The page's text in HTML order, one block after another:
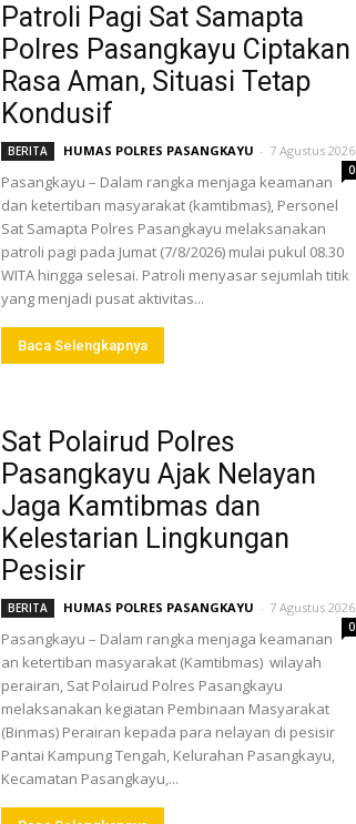
Patroli Pagi Sat Samapta
Polres Pasangkayu Ciptakan
Rasa Aman, Situasi Tetap
Kondusif
BERITA HUMAS POLRES PASANGKAYU - 7 Agustus 2026
0
Pasangkayu – Dalam rangka menjaga keamanan
dan ketertiban masyarakat (kamtibmas), Personel
Sat Samapta Polres Pasangkayu melaksanakan
patroli pagi pada Jumat (7/8/2026) mulai pukul 08.30
WITA hingga selesai. Patroli menyasar sejumlah titik
yang menjadi pusat aktivitas...
Baca Selengkapnya
Sat Polairud Polres
Pasangkayu Ajak Nelayan
Jaga Kamtibmas dan
Kelestarian Lingkungan
Pesisir
BERITA HUMAS POLRES PASANGKAYU - 7 Agustus 2026
0
Pasangkayu – Dalam rangka menjaga keamanan
an ketertiban masyarakat (Kamtibmas) wilayah
perairan, Sat Polairud Polres Pasangkayu
melaksanakan kegiatan Pembinaan Masyarakat
(Binmas) Perairan kepada para nelayan di pesisir
Pantai Kampung Tengah, Kelurahan Pasangkayu,
Kecamatan Pasangkayu,...